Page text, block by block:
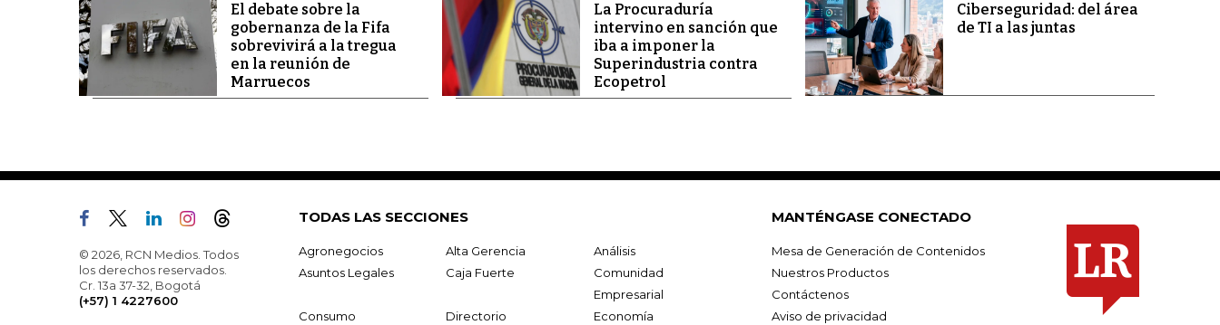
El debate sobre la
gobernanza de la Fifa
sobrevivirá a la tregua
en la reunión de
Marruecos
La Procuraduría
intervino en sanción que
iba a imponer la
Superindustria contra
Ecopetrol
Ciberseguridad: del área
de TI a las juntas
© 2026, RCN Medios. Todos
los derechos reservados.
Cr. 13a 37-32, Bogotá
(+57) 1 4227600
TODAS LAS SECCIONES
Agronegocios Alta Gerencia
Análisis
Asuntos Legales
Caja Fuerte
Comunidad
Empresarial
Consumo
Directorio
Economía
MANTÉNGASE CONECTADO
Mesa de Generación de Contenidos
Nuestros Productos
Contáctenos
Aviso de privacidad